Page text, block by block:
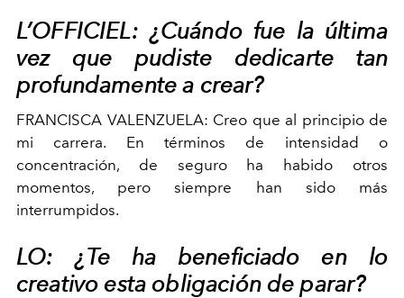
L’OFFICIEL: ¿Cuándo fue la última
vez que pudiste dedicarte tan
profundamente a crear?
FRANCISCA VALENZUELA: Creo que al principio de
mi carrera. En términos de intensidad o
concentración, de seguro ha habido otros
momentos, pero siempre han sido más
interrumpidos.
LO: ¿Te ha beneficiado en lo
creativo esta obligación de parar?